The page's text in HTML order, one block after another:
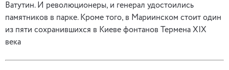
Ватутин. И революционеры, и генерал удостоились
памятников в парке. Кроме того, в Мариинском стоит один
из пяти сохранившихся в Киеве фонтанов Термена XIX
века